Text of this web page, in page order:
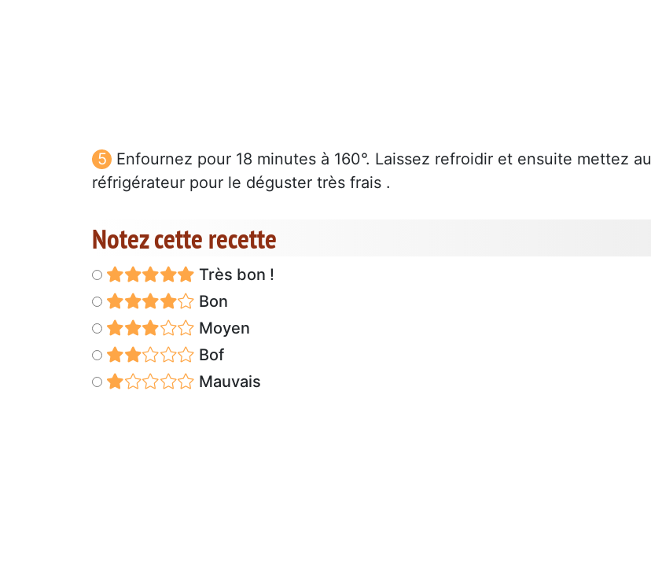
Enfournez pour 18 minutes à 160°. Laissez refroidir et ensuite mettez au
réfrigérateur pour le déguster très frais .
Notez cette recette
Très bon !
Bon
Moyen
Bof
Mauvais